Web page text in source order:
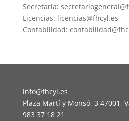
Secretaria:
Licencias: licencias@fhcyl.es
Contabilidad:
info@fhcyl.es
Plaza Martí y Monsó, 3 47001,
983 37 18 21